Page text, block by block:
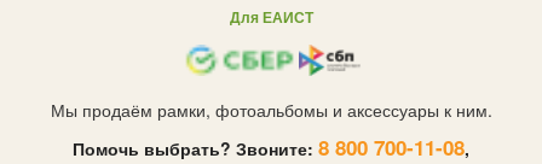
Для ЕАИСТ
Мы продаём рамки, фотоальбомы и аксессуары к ним.
Помочь выбрать? Звоните: 8 800 700-11-08,